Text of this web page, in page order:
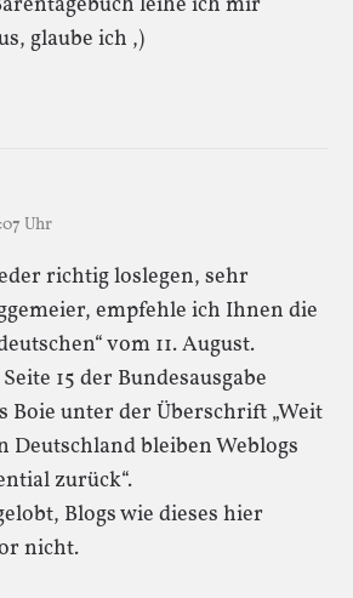
glaube ich ,)
Uhr
richtig loslegen, sehr
empfehle ich Ihnen die
vom 11. August.
15 der Bundesausgabe
Boie unter der Überschrift „Weit
Deutschland bleiben Weblogs
zurück“.
Blogs wie dieses hier
nicht.